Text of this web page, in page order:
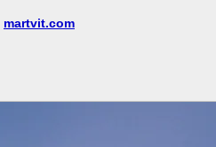
martvit.com